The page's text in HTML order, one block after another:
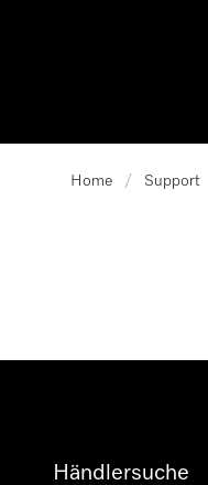
Home / Support
Händlersuche